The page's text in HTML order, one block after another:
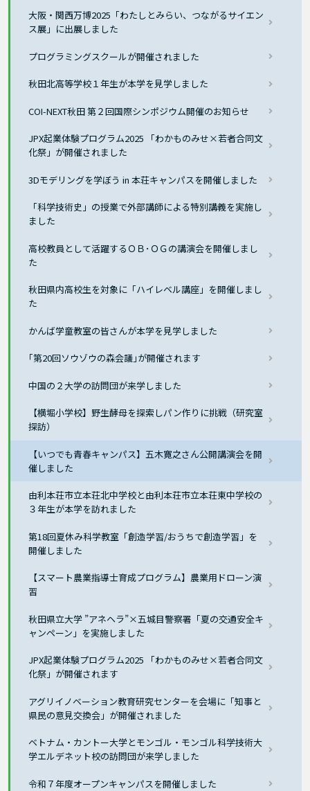
大阪・関西万博2025「わたしとみらい、つながるサイエン
ス展」に出展しました
プログラミングスクールが開催されました
秋田北高等学校１年生が本学を見学しました
COI-NEXT秋田 第２回国際シンポジウム開催のお知らせ
JPX起業体験プログラム2025 「わかものみせ×若者合同文
化祭」が開催されました
3Dモデリングを学ぼう in 本荘キャンパスを開催しました
「科学技術史」の授業で外部講師による特別講義を実施し
ました
高校教員として活躍するＯＢ･ＯＧの講演会を開催しまし
た
秋田県内高校生を対象に「ハイレベル講座」を開催しまし
た
かんば学童教室の皆さんが本学を見学しました
｢第20回ソウゾウの森会議｣が開催されます
中国の２大学の訪問団が来学しました
【横堀小学校】野生酵母を探索しパン作りに挑戦（研究室
探訪）
【いつでも青春キャンパス】五木寛之さん公開講演会を開
催しました
由利本荘市立本荘北中学校と由利本荘市立本荘東中学校の
３年生が本学を訪れました
第18回夏休み科学教室「創造学習/おうちで創造学習」を
開催しました
【スマート農業指導士育成プログラム】農業用ドローン演
習
秋田県立大学 ”アネヘラ”×五城目警察署「夏の交通安全キ
ャンペーン」を実施しました
JPX起業体験プログラム2025 「わかものみせ×若者合同文
化祭」が開催されます
アグリイノベーション教育研究センターを会場に「知事と
県民の意見交換会」が開催されました
ベトナム・カントー大学とモンゴル・モンゴル科学技術大
学エルデネット校の訪問団が来学しました
令和７年度オープンキャンパスを開催しました